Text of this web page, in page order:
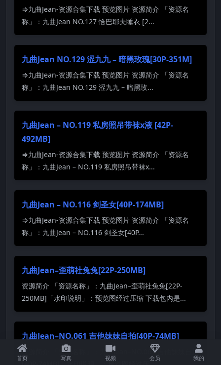
⇒九曲Jean-资源合集下载 预览图片 资源简介 「资源名
称」：九曲Jean NO.127 恰巴耶夫睡衣 [2...
九曲Jean NO.129 涩九九 – 暗黑玫瑰[30P-351M]
⇒九曲Jean-资源合集下载 预览图片 资源简介 「资源名
称」：九曲Jean NO.129 涩九九 – 暗黑玫...
九曲Jean – NO.119 私房照吊带袜x液 [42P-
492MB]
⇒九曲Jean-资源合集下载 预览图片 资源简介 「资源名
称」：九曲Jean – NO.119 私房照吊带袜x...
九曲Jean – NO.116 剑圣女[40P-174MB]
⇒九曲Jean-资源合集下载 预览图片 资源简介 「资源名
称」：九曲Jean – NO.116 剑圣女[40P...
九曲Jean–歪萌社兔兔[22P-250MB]
资源简介 「资源名称」：九曲Jean–歪萌社兔兔[22P-
250MB]「水印说明」：预览图经过压缩 下载包内是...
九曲Jean–NO.061 吉他妹妹自拍[40P-74MB]
资源简介 「资源名称」：九曲Jean–NO.061 吉他妹妹自拍
首页 写真 视频 会员 我的